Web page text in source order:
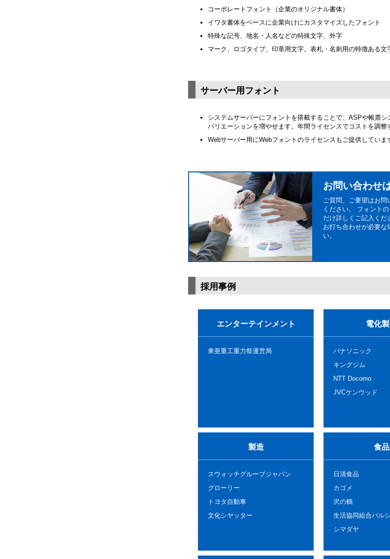
コーポレートフォント（企業のオリジナル書体）
イワタ書体をベースに企業向けにカスタマイズしたフォント
特殊な記号、地名・人名などの特殊文字、外字
マーク、ロゴタイプ、印章用文字。表札・名刺用の特徴ある文
サーバー用フォント
システムサーバーにフォントを搭載することで、ASPや帳票
バリエーションを増やせます。年間ライセンスでコストを調整
Webサーバー用にWebフォントのライセンスもご提供していま
お問い合わせ
ご質問、ご要望はお問
ください。 フォント
だけ詳しくご記入くだ
お打ち合わせが必要な
い。
採用事例
エンターテインメント
東亜重工重力祭運営局
電化
パナソニック
キングジム
NTT Docomo
JVCケンウッド
製造
スウォッチグループジャパン
グローリー
トヨタ自動車
文化シヤッター
食品
日清食品
カゴメ
沢の鶴
生活協同組合パル
シマダヤ